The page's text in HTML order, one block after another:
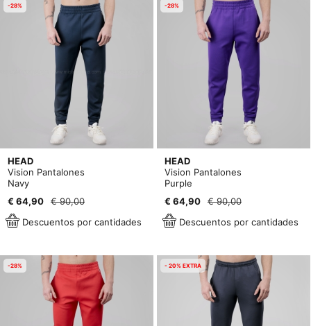
-28%
HEAD
Vision Pantalones
Navy
€ 64,90
€ 90,00
Descuentos por cantidades
-28%
HEAD
Vision Pantalones
Purple
€ 64,90
€ 90,00
Descuentos por cantidades
-28% - 20% EXTRA